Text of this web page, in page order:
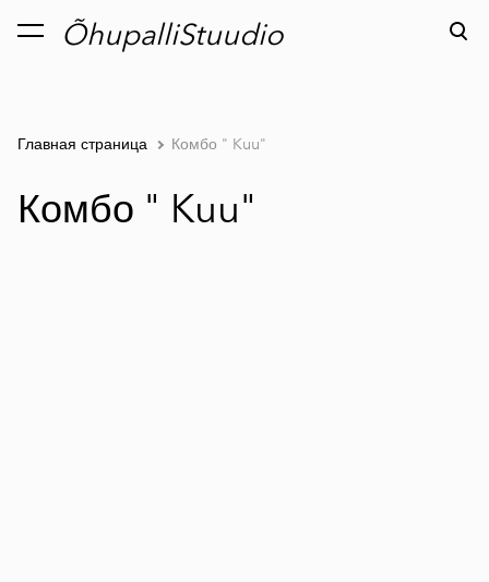
ÕhupalliStuudio
был добавлен в
корзину.
Просмотр корзины
Главная страница Комбо " Kuu"
Комбо " Kuu"